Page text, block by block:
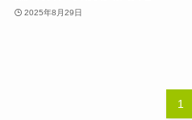
2025年8月29日
1